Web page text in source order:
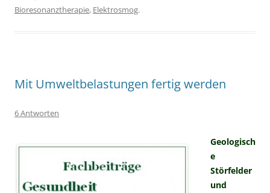
Bioresonanztherapie, Elektrosmog.
Mit Umweltbelastungen fertig werden
6 Antworten
Geologisch
e
Störfelder
und